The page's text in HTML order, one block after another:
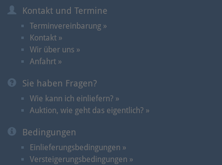
Kontakt und Termine
Terminvereinbarung »
Kontakt »
Wir über uns »
Anfahrt »
Sie haben Fragen?
Wie kann ich einliefern? »
Auktion, wie geht das eigentlich? »
Bedingungen
Einlieferungsbedingungen »
Versteigerungsbedingungen »